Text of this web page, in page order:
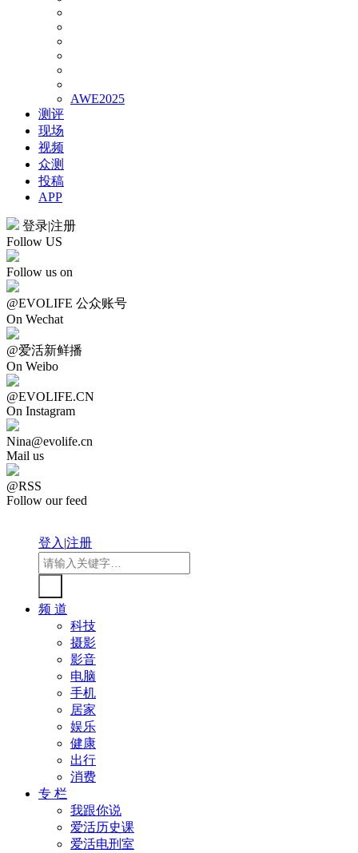
AWE2025
测评
现场
视频
众测
投稿
APP
登录|注册
Follow US
Follow us on
@EVOLIFE 公众账号
On Wechat
@爱活新鲜播
On Weibo
@EVOLIFE.CN
On Instagram
Nina@evolife.cn
Mail us
@RSS
Follow our feed
登入|注册
频 道
科技
摄影
影音
电脑
手机
居家
娱乐
健康
出行
消费
专 栏
我跟你说
爱活历史课
爱活电刑室